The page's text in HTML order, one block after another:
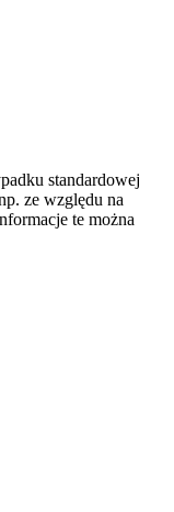
standardowej
ze względu na
te można